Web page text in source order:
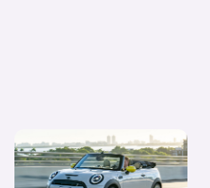
Existe un MINI Cooper
eléctrico y descapotable,